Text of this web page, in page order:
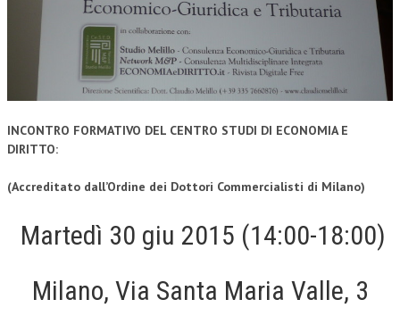
CORSI CE.S.E.D.
ARCHIVIO CORSI 2015
DIVENTA SOCIO
BROCHURE CE.S.E.D.
COMITATO SCIENTIFICO
REDAZIONE
INCONTRO FORMATIVO DEL CENTRO STUDI DI ECONOMIA E
DIRITTO:
(Accreditato dall’Ordine dei Dottori Commercialisti di Milano)
Martedì 30 giu 2015 (14:00-18:00)
Milano, Via Santa Maria Valle, 3